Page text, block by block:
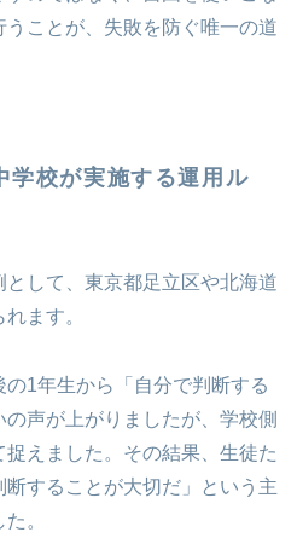
ことが、失敗を防ぐ唯一の道
学校が実施する運用ル
して、東京都足立区や北海道
ます。
1年生から「自分で判断する
声が上がりましたが、学校側
えました。その結果、生徒た
することが大切だ」という主
。